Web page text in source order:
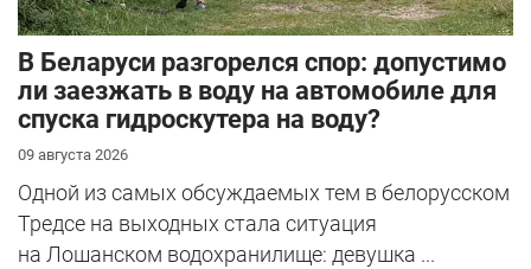
В Беларуси разгорелся спор: допустимо
ли заезжать в воду на автомобиле для
спуска гидроскутера на воду?
09 августа 2026
Одной из самых обсуждаемых тем в белорусском
Тредсе на выходных стала ситуация
на Лошанском водохранилище: девушка ...